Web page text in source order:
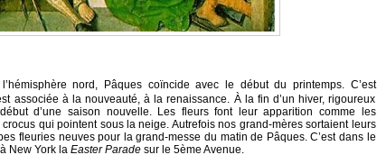
nord, Pâques coïncide avec le début du printemps. C’est
associée à la nouveauté, à la renaissance. À la fin d’un hiver, rigoureux
d’une saison nouvelle. Les fleurs font leur apparition comme les
qui pointent sous la neige. Autrefois nos grand-mères sortaient leurs
fleuries neuves pour la grand-messe du matin de Pâques. C’est dans le
New York la Easter Paradesur le 5ème Avenue.